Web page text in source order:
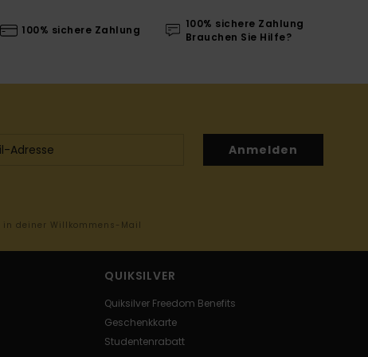
100% sichere Zahlung
100% sichere Zahlung
Brauchen Sie Hilfe?
Anmelden
deiner Willkommens-Mail
QUIKSILVER
Quiksilver Freedom Benefits
Geschenkkarte
Studentenrabatt